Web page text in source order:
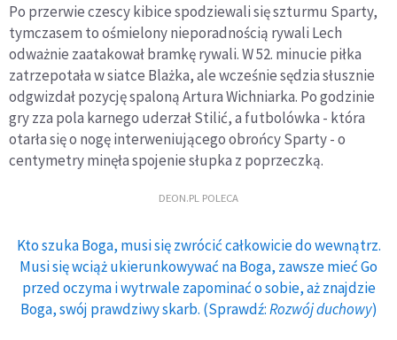
Po przerwie czescy kibice spodziewali się szturmu Sparty,
tymczasem to ośmielony nieporadnością rywali Lech
odważnie zaatakował bramkę rywali. W 52. minucie piłka
zatrzepotała w siatce Blażka, ale wcześnie sędzia słusznie
odgwizdał pozycję spaloną Artura Wichniarka. Po godzinie
gry zza pola karnego uderzał Stilić, a futbolówka - która
otarła się o nogę interweniującego obrońcy Sparty - o
centymetry minęła spojenie słupka z poprzeczką.
DEON.PL POLECA
Kto szuka Boga, musi się zwrócić całkowicie do wewnątrz.
Musi się wciąż ukierunkowywać na Boga, zawsze mieć Go
przed oczyma i wytrwale zapominać o sobie, aż znajdzie
Boga, swój prawdziwy skarb. (Sprawdź:Rozwój duchowy)